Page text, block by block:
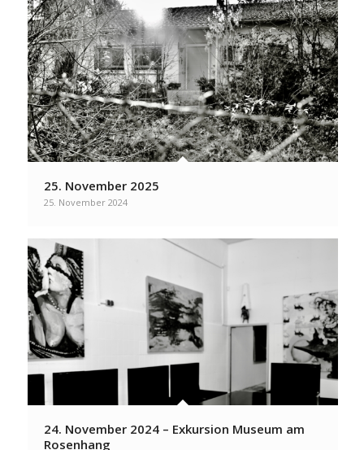
25. November 2025
25. November 2024
24. November 2024 – Exkursion Museum am
Rosenhang